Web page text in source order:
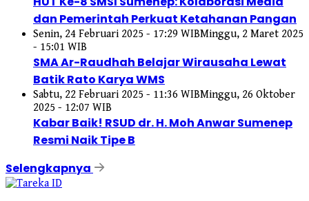
dan Pemerintah Perkuat Ketahanan Pangan
Senin, 24 Februari 2025 - 17:29 WIBMinggu, 2 Maret 2025
- 15:01 WIB
SMA Ar-Raudhah Belajar Wirausaha Lewat
Batik Rato Karya WMS
Sabtu, 22 Februari 2025 - 11:36 WIBMinggu, 26 Oktober
2025 - 12:07 WIB
Kabar Baik! RSUD dr. H. Moh Anwar Sumenep
Resmi Naik Tipe B
Selengkapnya